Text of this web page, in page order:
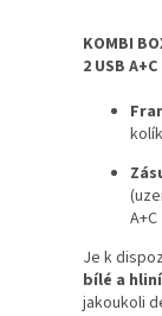
KOMBI
2 USB
A+C
Je k
bílé a
jakoukoli